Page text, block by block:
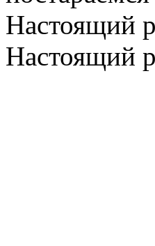
Настоящий
Настоящий